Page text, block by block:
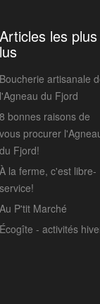
Articles les plus
lus
Boucherie artisanale
l'Agneau du Fjord
8 bonnes raisons de
vous procurer
du Fjord!
À la ferme, c'est libre-
service!
Au P'tit Marché
Écogîte - activités